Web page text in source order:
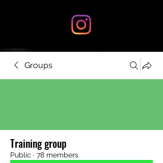
Groups
Training group
Public · 78 members